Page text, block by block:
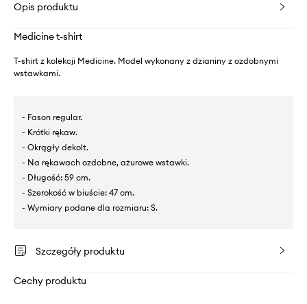
Opis produktu
Medicine t-shirt
T-shirt z kolekcji Medicine. Model wykonany z dzianiny z ozdobnymi
wstawkami.
- Fason regular.
- Krótki rękaw.
- Okrągły dekolt.
- Na rękawach ozdobne, ażurowe wstawki.
- Długość: 59 cm.
- Szerokość w biuście: 47 cm.
- Wymiary podane dla rozmiaru: S.
Szczegóły produktu
Cechy produktu